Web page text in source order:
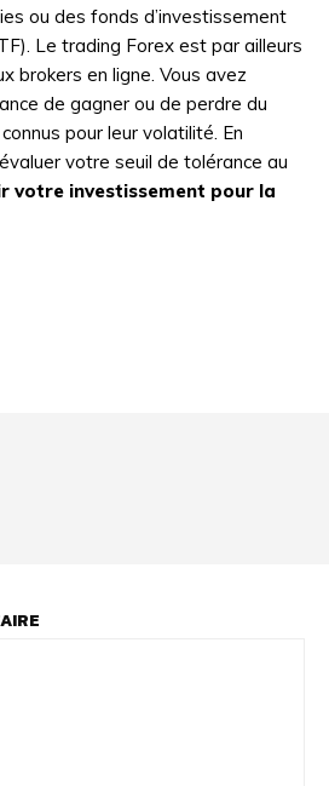
ou des fonds d’investissement
Le trading Forex est par ailleurs
brokers en ligne. Vous avez
de gagner ou de perdre du
pour leur volatilité. En
votre seuil de tolérance au
votre investissement pour la